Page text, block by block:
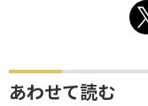
あわせて読む